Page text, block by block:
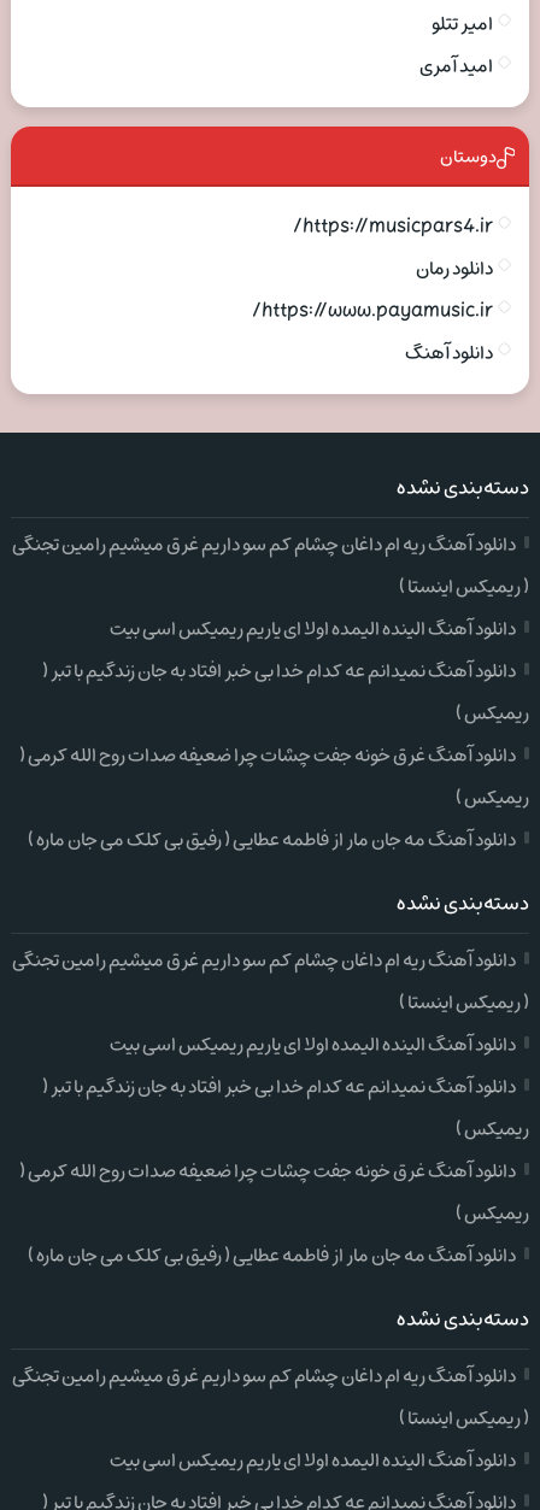
امیر تتلو
امید آمری
دوستان
https://musicpars4.ir/
دانلود رمان
https://www.payamusic.ir/
دانلود آهنگ
دسته‌بندی نشده
دانلود آهنگ ریه ام داغان چشام کم سو داریم غرق میشیم رامین تجنگی
( ریمیکس اینستا )
دانلود آهنگ الینده الیمده اولا ای یاریم ریمیکس اسی بیت
دانلود آهنگ نمیدانم عه کدام خدا بی خبر افتاد به جان زندگیم با تبر (
ریمیکس )
دانلود آهنگ غرق خونه جفت چشات چرا ضعیفه صدات روح الله کرمی (
ریمیکس )
دانلود آهنگ مه جان مار از فاطمه عطایی ( رفیق بی کلک می جان ماره )
دسته‌بندی نشده
دانلود آهنگ ریه ام داغان چشام کم سو داریم غرق میشیم رامین تجنگی
( ریمیکس اینستا )
دانلود آهنگ الینده الیمده اولا ای یاریم ریمیکس اسی بیت
دانلود آهنگ نمیدانم عه کدام خدا بی خبر افتاد به جان زندگیم با تبر (
ریمیکس )
دانلود آهنگ غرق خونه جفت چشات چرا ضعیفه صدات روح الله کرمی (
ریمیکس )
دانلود آهنگ مه جان مار از فاطمه عطایی ( رفیق بی کلک می جان ماره )
دسته‌بندی نشده
دانلود آهنگ ریه ام داغان چشام کم سو داریم غرق میشیم رامین تجنگی
( ریمیکس اینستا )
دانلود آهنگ الینده الیمده اولا ای یاریم ریمیکس اسی بیت
دانلود آهنگ نمیدانم عه کدام خدا بی خبر افتاد به جان زندگیم با تبر (